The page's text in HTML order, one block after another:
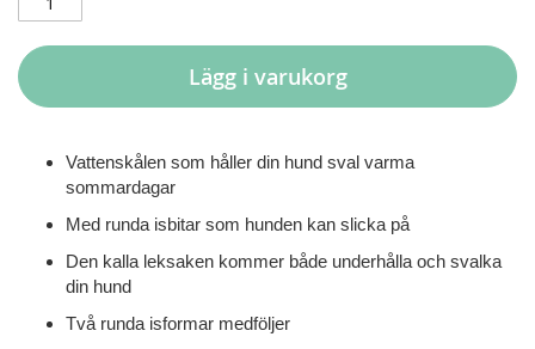
Lägg i varukorg
Vattenskålen som håller din hund sval varma
sommardagar
Med runda isbitar som hunden kan slicka på
Den kalla leksaken kommer både underhålla och svalka
din hund
Två runda isformar medföljer